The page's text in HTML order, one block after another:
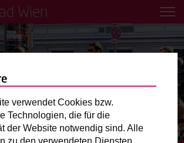
Wien
Transportfahrrad in deiner Nähe aus!
für Kinder und
verwendet Cookies bzw.
Technologien, die für die
der Website notwendig sind. Alle
zu den verwendeten Diensten